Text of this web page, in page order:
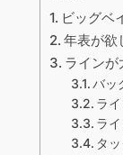
ビッグベ
年表が欲
ラインが
バッ
ラ
ラ
タ